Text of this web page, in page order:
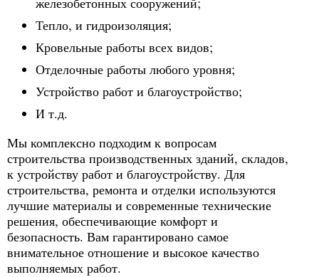
Тепло, и гидроизоляция;
Кровельные работы всех видов;
Отделочные работы любого уровня;
Устройство работ и благоустройство;
И т.д.
Мы комплексно подходим к вопросам
строительства производственных зданий, складов,
к устройству работ и благоустройству. Для
строительства, ремонта и отделки используются
лучшие материалы и современные технические
решения, обеспечивающие комфорт и
безопасность. Вам гарантировано самое
внимательное отношение и высокое качество
выполняемых работ.